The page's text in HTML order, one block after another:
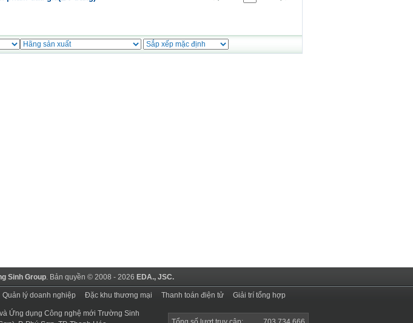
Sinh Group. Bản quyền © 2008 - 2026 EDA., JSC.
Quản lý doanh nghiệp Đặc khu thương mại Thanh toán điện tử Giải trí tổng hợp
Ứng dụng Công nghệ mới Trường Sinh